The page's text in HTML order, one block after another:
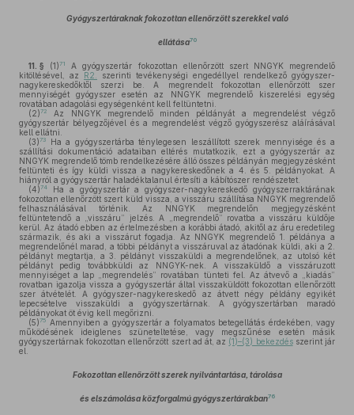
Gyógyszertáraknak fokozottan ellenőrzött szerekkel való
ellátása70
11. § (1)71
A gyógyszertár fokozottan ellenőrzött szert NNGYK megrendelő
kitöltésével, az R2.
szerinti tevékenységi engedéllyel rendelkező gyógyszer-
nagykereskedőktől szerzi be. A megrendelt fokozottan ellenőrzött szer
mennyiségét gyógyszer esetén az NNGYK megrendelő kiszerelési egység
rovatában adagolási egységenként kell feltüntetni.
(2)72
Az NNGYK megrendelő minden példányát a megrendelést végző
gyógyszertár bélyegzőjével és a megrendelést végző gyógyszerész aláírásával
kell ellátni.
(3)73
Ha a gyógyszertárba ténylegesen leszállított szerek mennyisége és a
szállítási dokumentáció adataiban eltérés mutatkozik, ezt a gyógyszertár az
NNGYK megrendelő tömb rendelkezésére álló összes példányán megjegyzésként
feltünteti és így küldi vissza a nagykereskedőnek a 4. és 5. példányokat. A
hiányról a gyógyszertár haladéktalanul értesíti a kábítószer rendészetet.
(4)74
Ha a gyógyszertár a gyógyszer-nagykereskedő gyógyszerraktárának
fokozottan ellenőrzött szert küld vissza, a visszáru szállítása NNGYK megrendelő
felhasználásával történik. Az NNGYK megrendelőn megjegyzésként
feltüntetendő a „visszáru” jelzés. A „megrendelő” rovatba a visszáru küldője
kerül. Az átadó ebben az értelmezésben a korábbi átadó, akitől az áru eredetileg
származik, és aki a visszárut fogadja. Az NNGYK megrendelő 1. példánya a
megrendelőnél marad, a többi példányt a visszáruval az átadónak küldi, aki a 2.
példányt megtartja, a 3. példányt visszaküldi a megrendelőnek, az utolsó két
példányt pedig továbbküldi az NNGYK-nek. A visszaküldő a visszáruzott
mennyiséget a lap „megrendelés” rovatában tünteti fel. Az átvevő a „kiadás”
rovatban igazolja vissza a gyógyszertár által visszaküldött fokozottan ellenőrzött
szer átvételét. A gyógyszer-nagykereskedő az átvett négy példány egyikét
lepecsételve visszaküldi a gyógyszertárnak. A gyógyszertárban maradó
példányokat öt évig kell megőrizni.
(5)75 Amennyiben a gyógyszertár a folyamatos betegellátás érdekében, vagy
működésének ideiglenes szüneteltetése, vagy megszűnése esetén másik
gyógyszertárnak fokozottan ellenőrzött szert ad át, az (1)–(3) bekezdésszerint jár
el.
Fokozottan ellenőrzött szerek nyilvántartása, tárolása
és elszámolása közforgalmú gyógyszertárakban76